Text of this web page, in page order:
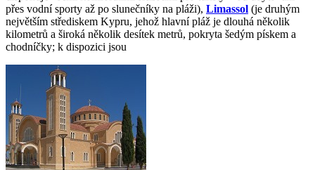
přes vodní sporty až po slunečníky na pláži), Limassol (je druhým
největším střediskem Kypru, jehož hlavní pláž je dlouhá několik
kilometrů a široká několik desítek metrů, pokryta šedým pískem a
chodníčky; k dispozici jsou